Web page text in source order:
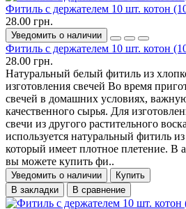
Фитиль с держателем 10 шт. котон
28.00 грн.
Уведомить о наличии
Фитиль с держателем 10 шт. котон
28.00 грн.
Натуральный белый фитиль из
изготовления свечей Во время
свечей в домашних условиях,
качественного сырья. Для
свечи из другого растительного
используется натуральный фитиль
который имеет плотное плетение. В
вы можете купить фи..
Уведомить о наличии
Купить
В закладки
В сравнение